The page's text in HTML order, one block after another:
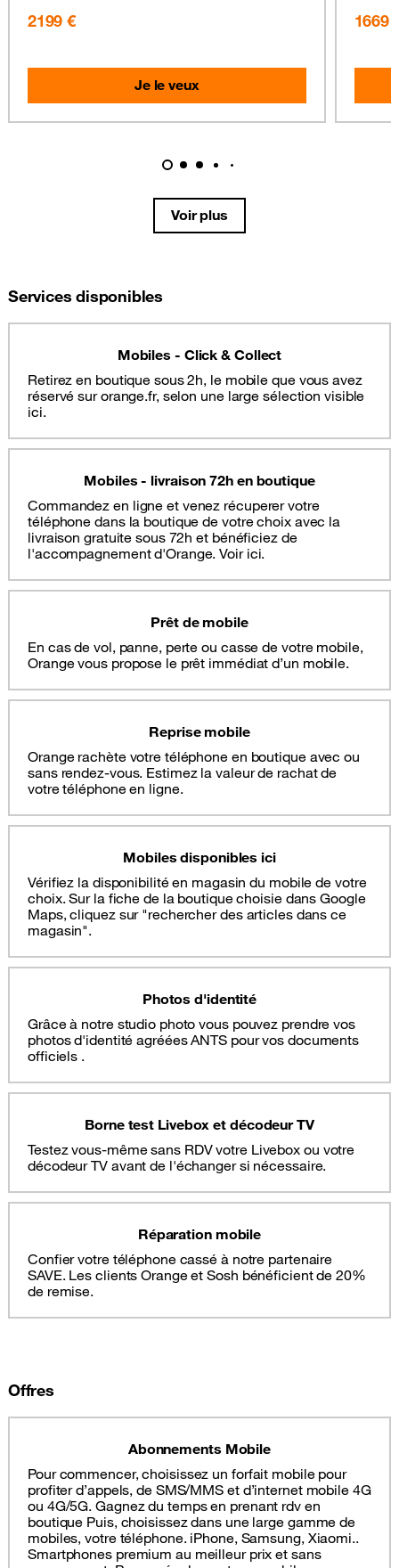
2199 €
Je le veux
1669
Voir plus
Services disponibles
Mobiles - Click & Collect
Retirez en boutique sous 2h, le mobile que vous avez
réservé sur orange.fr, selon une large sélection visible
ici.
Mobiles - livraison 72h en boutique
Commandez en ligne et venez récuperer votre
téléphone dans la boutique de votre choix avec la
livraison gratuite sous 72h et bénéficiez de
l'accompagnement d'Orange. Voir ici.
Prêt de mobile
En cas de vol, panne, perte ou casse de votre mobile,
Orange vous propose le prêt immédiat d’un mobile.
Reprise mobile
Orange rachète votre téléphone en boutique avec ou
sans rendez-vous. Estimez la valeur de rachat de
votre téléphone en ligne.
Mobiles disponibles ici
Vérifiez la disponibilité en magasin du mobile de votre
choix. Sur la fiche de la boutique choisie dans Google
Maps, cliquez sur "rechercher des articles dans ce
magasin".
Photos d'identité
Grâce à notre studio photo vous pouvez prendre vos
photos d'identité agréées ANTS pour vos documents
officiels .
Borne test Livebox et décodeur TV
Testez vous-même sans RDV votre Livebox ou votre
décodeur TV avant de l'échanger si nécessaire.
Réparation mobile
Confier votre téléphone cassé à notre partenaire
SAVE. Les clients Orange et Sosh bénéficient de 20%
de remise.
Offres
Abonnements Mobile
Pour commencer, choisissez un forfait mobile pour
profiter d’appels, de SMS/MMS et d’internet mobile 4G
ou 4G/5G. Gagnez du temps en prenant rdv en
boutique Puis, choisissez dans une large gamme de
mobiles, votre téléphone. iPhone, Samsung, Xiaomi..
Smartphones premium au meilleur prix et sans